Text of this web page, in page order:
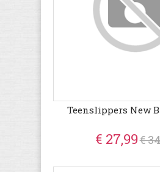
Teenslippers New
€ 27,99€